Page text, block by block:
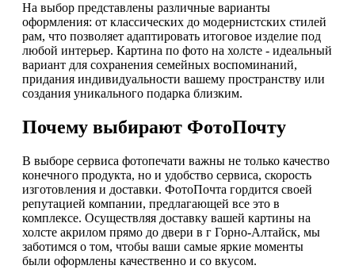
На выбор представлены различные варианты
оформления: от классических до модернистских стилей
рам, что позволяет адаптировать итоговое изделие под
любой интерьер. Картина по фото на холсте - идеальный
вариант для сохранения семейных воспоминаний,
придания индивидуальности вашему пространству или
создания уникального подарка близким.
Почему выбирают ФотоПочту
В выборе сервиса фотопечати важны не только качество
конечного продукта, но и удобство сервиса, скорость
изготовления и доставки. ФотоПочта гордится своей
репутацией компании, предлагающей все это в
комплексе. Осуществляя доставку вашей картины на
холсте акрилом прямо до двери в г Горно-Алтайск, мы
заботимся о том, чтобы ваши самые яркие моменты
были оформлены качественно и со вкусом.